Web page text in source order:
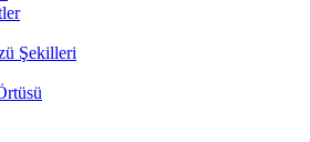
Şekilleri